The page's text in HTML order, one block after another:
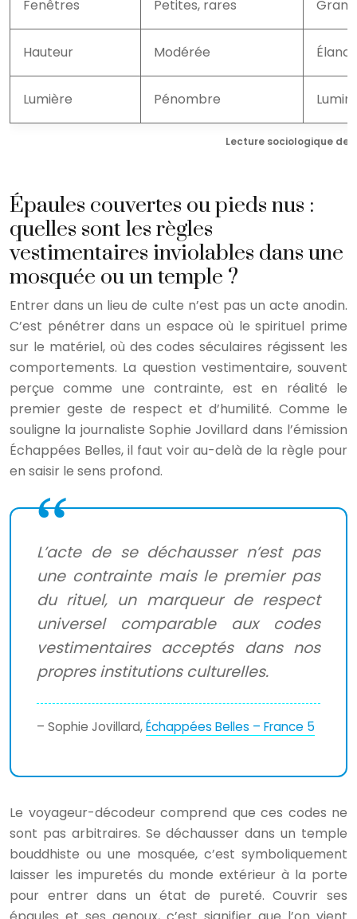
Lecture sociologique
Fenêtres Petites, rares
Hauteur Modérée
Lumière Pénombre
Épaules couvertes ou pieds nus :
quelles sont les règles
vestimentaires inviolables dans une
mosquée ou un temple ?
Entrer dans un lieu de culte n’est pas un acte anodin.
C’est pénétrer dans un espace où le spirituel prime
sur le matériel, où des codes séculaires régissent les
comportements. La question vestimentaire, souvent
perçue comme une contrainte, est en réalité le
premier geste de respect et d’humilité. Comme le
souligne la journaliste Sophie Jovillard dans l’émission
Échappées Belles, il faut voir au-delà de la règle pour
en saisir le sens profond.
L’acte de se déchausser n’est pas
une contrainte mais le premier pas
du rituel, un marqueur de respect
universel comparable aux codes
vestimentaires acceptés dans nos
propres institutions culturelles.
– Sophie Jovillard,Échappées Belles – France 5
Le voyageur-décodeur comprend que ces codes ne
sont pas arbitraires. Se déchausser dans un temple
bouddhiste ou une mosquée, c’est symboliquement
laisser les impuretés du monde extérieur à la porte
pour entrer dans un état de pureté. Couvrir ses